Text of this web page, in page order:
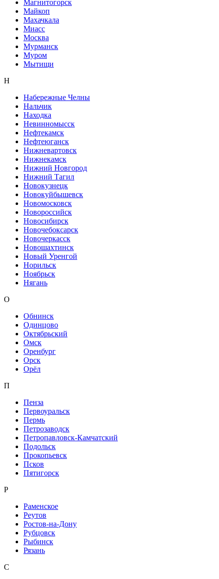
Магнитогорск
Майкоп
Махачкала
Миасс
Москва
Мурманск
Муром
Мытищи
Н
Набережные Челны
Нальчик
Находка
Невинномысск
Нефтекамск
Нефтеюганск
Нижневартовск
Нижнекамск
Нижний Новгород
Нижний Тагил
Новокузнецк
Новокуйбышевск
Новомосковск
Новороссийск
Новосибирск
Новочебоксарск
Новочеркасск
Новошахтинск
Новый Уренгой
Норильск
Ноябрьск
Нягань
О
Обнинск
Одинцово
Октябрьский
Омск
Оренбург
Орск
Орёл
П
Пенза
Первоуральск
Пермь
Петрозаводск
Петропавловск-Камчатский
Подольск
Прокопьевск
Псков
Пятигорск
Р
Раменское
Реутов
Ростов-на-Дону
Рубцовск
Рыбинск
Рязань
С